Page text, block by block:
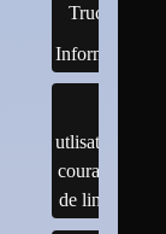
Trucs
Informatiques
utlisation
courante
de linux